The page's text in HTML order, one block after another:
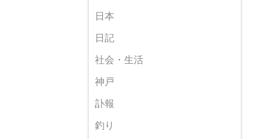
日本
日記
社会・生活
神戸
訃報
釣り